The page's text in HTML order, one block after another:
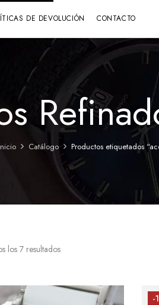
DE DEVOLUCIÓN CONTACTO
Catálogo Productos etiquetados
los 7 resultados
-